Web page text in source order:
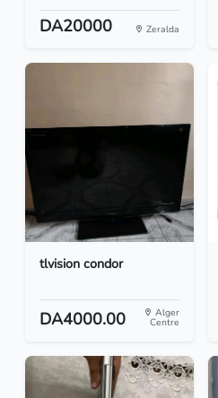
DA20000 Zeralda
tlvision condor
DA4000.00 Alger
Centre